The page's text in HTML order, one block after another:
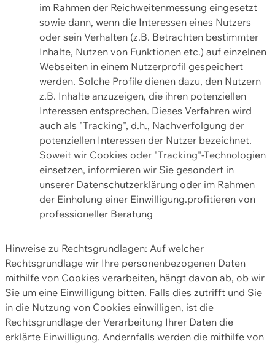
im Rahmen der Reichweitenmessung eingesetzt
sowie dann, wenn die Interessen eines Nutzers
oder sein Verhalten (z.B. Betrachten bestimmter
Inhalte, Nutzen von Funktionen etc.) auf einzelnen
Webseiten in einem Nutzerprofil gespeichert
werden. Solche Profile dienen dazu, den Nutzern
z.B. Inhalte anzuzeigen, die ihren potenziellen
Interessen entsprechen. Dieses Verfahren wird
auch als "Tracking", d.h., Nachverfolgung der
potenziellen Interessen der Nutzer bezeichnet.
Soweit wir Cookies oder "Tracking"-Technologien
einsetzen, informieren wir Sie gesondert in
unserer Datenschutzerklärung oder im Rahmen
der Einholung einer Einwilligung.profitieren von
professioneller Beratung
Hinweise zu Rechtsgrundlagen: Auf welcher
Rechtsgrundlage wir Ihre personenbezogenen Daten
mithilfe von Cookies verarbeiten, hängt davon ab, ob wir
Sie um eine Einwilligung bitten. Falls dies zutrifft und Sie
in die Nutzung von Cookies einwilligen, ist die
Rechtsgrundlage der Verarbeitung Ihrer Daten die
erklärte Einwilligung. Andernfalls werden die mithilfe von